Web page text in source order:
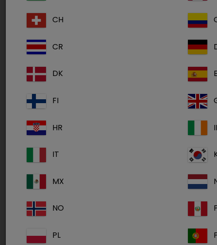
Ne manquez pas l'occasion de participer à un
webinaire
En collaboration avec l'ISFM, nous nous
efforçons d'accroître la sensibilisation aux
effets nocifs des toxines urémiques et de
proposer des moyens de les gérer.
CH
CR
DK
FI
HR
IT
MX
NO
PL